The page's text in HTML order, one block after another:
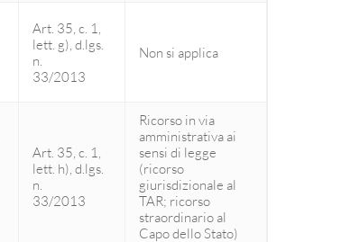
Art. 35, c. 1,
lett. g), d.lgs.
n.
33/2013
Non si applica
Art. 35, c. 1,
lett. h), d.lgs.
n.
33/2013
Ricorso in via
amministrativa ai
sensi di legge
(ricorso
giurisdizionale al
TAR; ricorso
straordinario al
Capo dello Stato)